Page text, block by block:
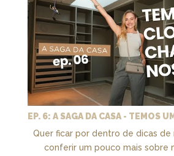
Quer ficar por dentro de dicas de
conferir um pouco mais sobre